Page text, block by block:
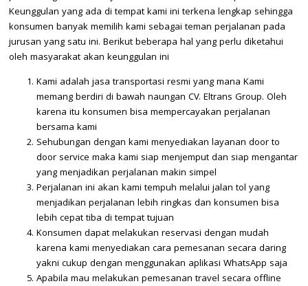
Keunggulan yang ada di tempat kami ini terkena lengkap sehingga
konsumen banyak memilih kami sebagai teman perjalanan pada
jurusan yang satu ini. Berikut beberapa hal yang perlu diketahui
oleh masyarakat akan keunggulan ini
Kami adalah jasa transportasi resmi yang mana Kami
memang berdiri di bawah naungan CV. Eltrans Group. Oleh
karena itu konsumen bisa mempercayakan perjalanan
bersama kami
Sehubungan dengan kami menyediakan layanan door to
door service maka kami siap menjemput dan siap mengantar
yang menjadikan perjalanan makin simpel
Perjalanan ini akan kami tempuh melalui jalan tol yang
menjadikan perjalanan lebih ringkas dan konsumen bisa
lebih cepat tiba di tempat tujuan
Konsumen dapat melakukan reservasi dengan mudah
karena kami menyediakan cara pemesanan secara daring
yakni cukup dengan menggunakan aplikasi WhatsApp saja
Apabila mau melakukan pemesanan travel secara offline